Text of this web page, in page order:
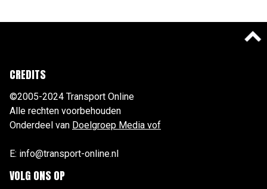
CREDITS
©2005-2024 Transport Online
Alle rechten voorbehouden
Onderdeel van Doelgroep Media vof
E: info@transport-online.nl
VOLG ONS OP